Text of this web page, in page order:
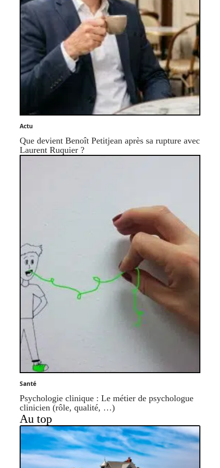
Actu
Que devient Benoît Petitjean après sa rupture avec
Laurent Ruquier ?
Santé
Psychologie clinique : Le métier de psychologue
clinicien (rôle, qualité, …)
Au top